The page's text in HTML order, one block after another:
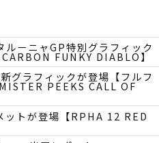
ルーニャGP特別グラフィック
FUNKY DIABLO】
グラフィックが登場【フルフ
PEEKS CALL OF
ットが登場【RPHA 12 RED